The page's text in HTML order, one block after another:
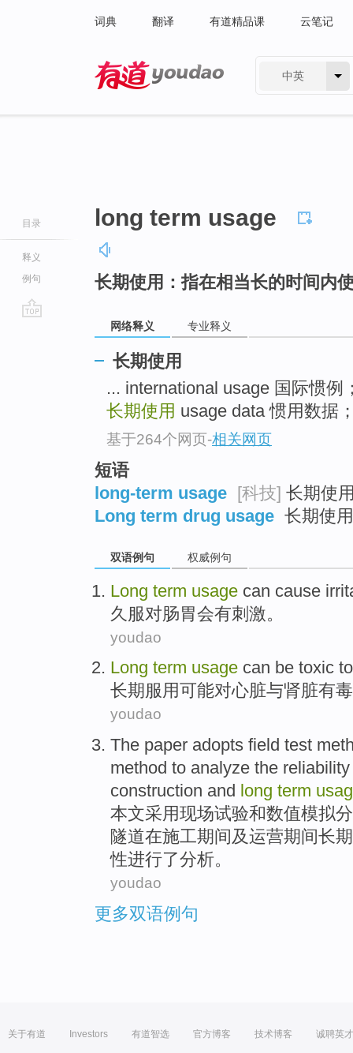
词典 翻译 有道精品课 云笔记
中英
目录
释义
例句
long term usage
长期使用：指在相当长的时间内
网络释义 专业释义
长期使用
... international usage 国际惯
长期使用 usage data 惯用数据
基于264个网页-相关网页
短语
long-term usage [科技] 长期使
Long term drug usage 长期使
双语例句 权威例句
Long term usage can cause
久 服对肠胃会有刺激。
youdao
Long term usage can be toxic to
长期 服用可能对心脏与肾脏有毒
youdao
The paper adopts field test
method to analyze the reliability
construction and long term
本文采用现场试验和数值模拟
隧道在施工期间及运营期间长
性进行了分析。
youdao
更多双语例句
关于有道 Investors 有道智选 官方博客 技术博客 诚聘英才